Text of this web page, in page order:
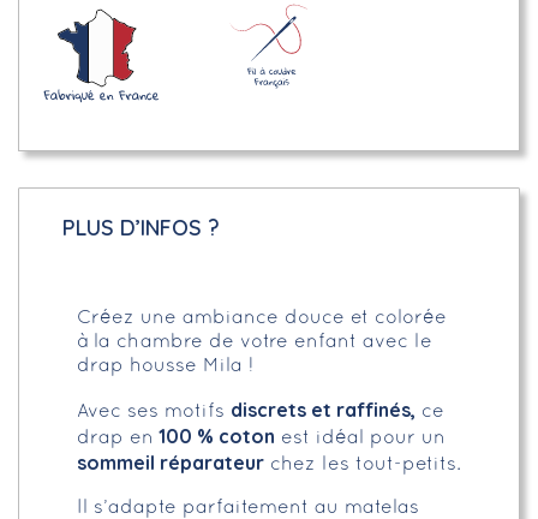
PLUS D’INFOS ?
Créez une ambiance douce et colorée
à la chambre de votre enfant avec le
drap housse Mila !
Avec ses motifs discrets et raffinés, ce
drap en 100 % coton est idéal pour un
sommeil réparateur chez les tout-petits.
Il s’adapte parfaitement au matelas